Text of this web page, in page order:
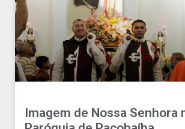
Imagem de Nossa Senhora